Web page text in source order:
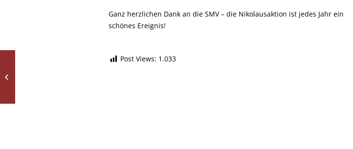
Ganz herzlichen Dank an die SMV – die Nikolausaktion ist jedes Jahr ein
schönes Ereignis!
Post Views: 1.033